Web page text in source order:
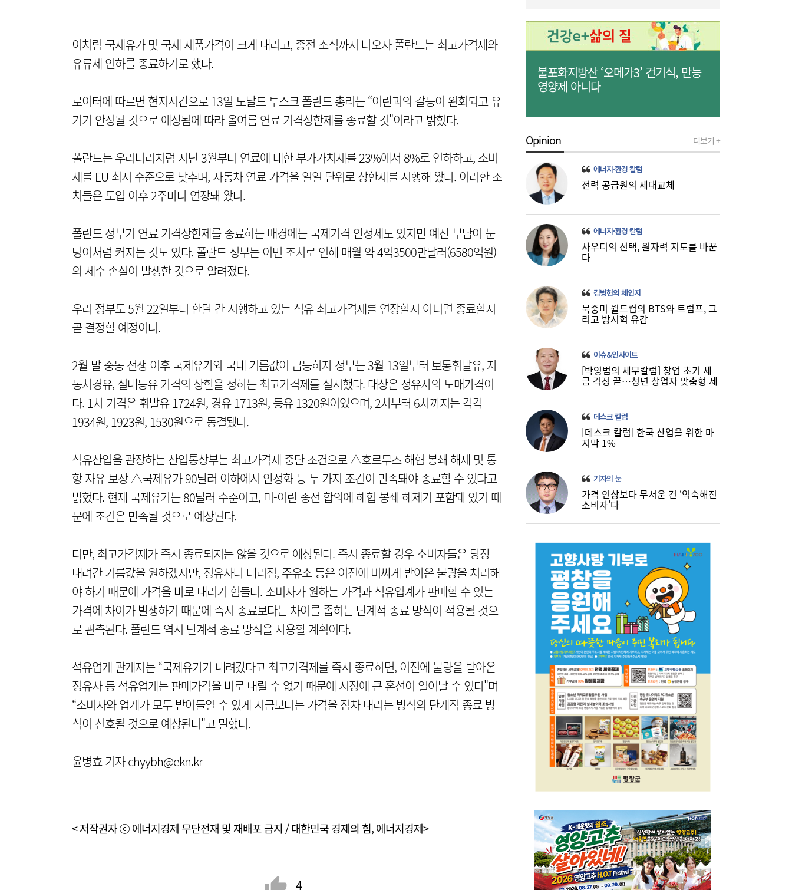
이처럼 국제유가 및 국제 제품가격이 크게 내리고, 종전 소식까지 나오자 폴란드는 최고가격제와
유류세 인하를 종료하기로 했다.
로이터에 따르면 현지시간으로 13일 도날드 투스크 폴란드 총리는 “이란과의 갈등이 완화되고 유
가가 안정될 것으로 예상됨에 따라 올여름 연료 가격상한제를 종료할 것"이라고 밝혔다.
폴란드는 우리나라처럼 지난 3월부터 연료에 대한 부가가치세를 23%에서 8%로 인하하고, 소비
세를 EU 최저 수준으로 낮추며, 자동차 연료 가격을 일일 단위로 상한제를 시행해 왔다. 이러한 조
치들은 도입 이후 2주마다 연장돼 왔다.
폴란드 정부가 연료 가격상한제를 종료하는 배경에는 국제가격 안정세도 있지만 예산 부담이 눈
덩이처럼 커지는 것도 있다. 폴란드 정부는 이번 조치로 인해 매월 약 4억3500만달러(6580억원)
의 세수 손실이 발생한 것으로 알려졌다.
우리 정부도 5월 22일부터 한달 간 시행하고 있는 석유 최고가격제를 연장할지 아니면 종료할지
곧 결정할 예정이다.
2월 말 중동 전쟁 이후 국제유가와 국내 기름값이 급등하자 정부는 3월 13일부터 보통휘발유, 자
동차경유, 실내등유 가격의 상한을 정하는 최고가격제를 실시했다. 대상은 정유사의 도매가격이
다. 1차 가격은 휘발유 1724원, 경유 1713원, 등유 1320원이었으며, 2차부터 6차까지는 각각
1934원, 1923원, 1530원으로 동결됐다.
석유산업을 관장하는 산업통상부는 최고가격제 중단 조건으로 △호르무즈 해협 봉쇄 해제 및 통
항 자유 보장 △국제유가 90달러 이하에서 안정화 등 두 가지 조건이 만족돼야 종료할 수 있다고
밝혔다. 현재 국제유가는 80달러 수준이고, 미-이란 종전 합의에 해협 봉쇄 해제가 포함돼 있기 때
문에 조건은 만족될 것으로 예상된다.
다만, 최고가격제가 즉시 종료되지는 않을 것으로 예상된다. 즉시 종료할 경우 소비자들은 당장
내려간 기름값을 원하겠지만, 정유사나 대리점, 주유소 등은 이전에 비싸게 받아온 물량을 처리해
야 하기 때문에 가격을 바로 내리기 힘들다. 소비자가 원하는 가격과 석유업계가 판매할 수 있는
가격에 차이가 발생하기 때문에 즉시 종료보다는 차이를 좁히는 단계적 종료 방식이 적용될 것으
로 관측된다. 폴란드 역시 단계적 종료 방식을 사용할 계획이다.
석유업계 관계자는 “국제유가가 내려갔다고 최고가격제를 즉시 종료하면, 이전에 물량을 받아온
정유사 등 석유업계는 판매가격을 바로 내릴 수 없기 때문에 시장에 큰 혼선이 일어날 수 있다"며
“소비자와 업계가 모두 받아들일 수 있게 지금보다는 가격을 점차 내리는 방식의 단계적 종료 방
식이 선호될 것으로 예상된다"고 말했다.
윤병효 기자 chyybh@ekn.kr
< 저작권자 ⓒ 에너지경제 무단전재 및 재배포 금지 / 대한민국 경제의 힘, 에너지경제>
4
19:26
통신 3사, AIDC로 실적 개선…남은 과제는
‘수익성’
19:24
금호석화, 2분기 영업익 5배 급증…3분기 수
익성은 ‘글쎄’
19:20
‘적자 전환’
불포화지방산 ‘오메가3’ 건기식, 만능
영양제 아니다
Opinion 더보기 +
에너지·환경 칼럼
전력 공급원의 세대교체
에너지·환경 칼럼
사우디의 선택, 원자력 지도를 바꾼
다
김병헌의 체인지
북중미 월드컵의 BTS와 트럼프, 그
리고 방시혁 유감
이슈&인사이트
[박영범의 세무칼럼] 창업 초기 세
금 걱정 끝…청년 창업자 맞춤형 세
데스크 칼럼
[데스크 칼럼] 한국 산업을 위한 마
지막 1%
기자의 눈
가격 인상보다 무서운 건 ‘익숙해진
소비자’다